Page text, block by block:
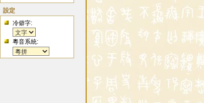
設定
冷僻字:
粵音系統: